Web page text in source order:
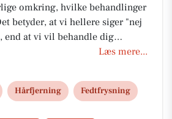
omkring, hvilke behandlinger
betyder, at vi hellere siger "nej
end at vi vil behandle dig
af, at det nogle gange kan blive
Faglighed: Alle vores
sygeplejersker og
for Patientsikkerhed.
Læs mere...
Hårfjerning Fedtfrysning